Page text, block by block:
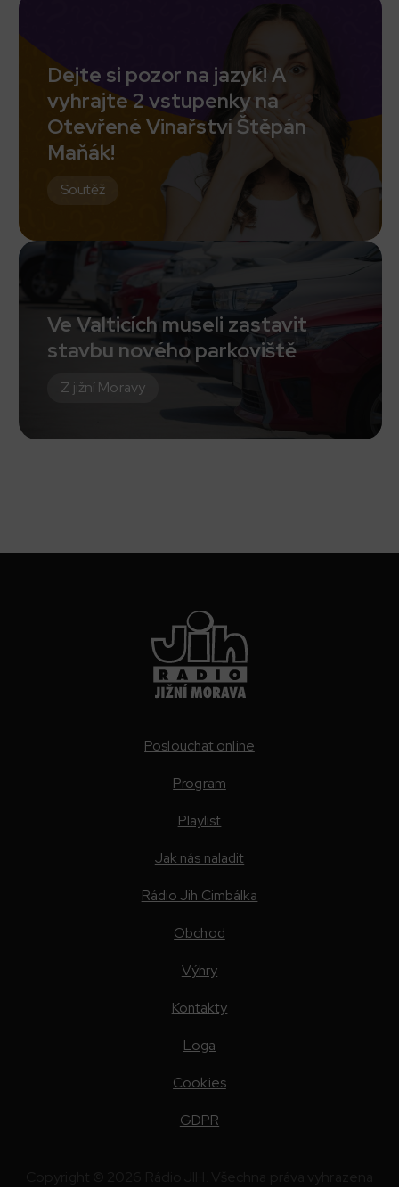
Dejte si pozor na jazyk! A
vyhrajte 2 vstupenky na
Otevřené Vinařství Štěpán
Maňák!
Soutěž
Ve Valticích museli zastavit
stavbu nového parkoviště
Z jižní Moravy
Poslouchat online
Program
Playlist
Jak nás naladit
Rádio Jih Cimbálka
Obchod
Výhry
Kontakty
Loga
Cookies
GDPR